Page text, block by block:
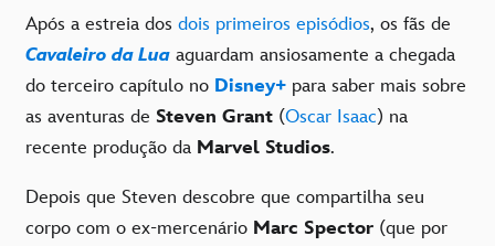
Após a estreia dos dois primeiros episódios, os fãs de
Cavaleiro da Lua aguardam ansiosamente a chegada
do terceiro capítulo no Disney+ para saber mais sobre
as aventuras de Steven Grant (Oscar Isaac) na
recente produção da Marvel Studios.
Depois que Steven descobre que compartilha seu
corpo com o ex-mercenário Marc Spector (que por